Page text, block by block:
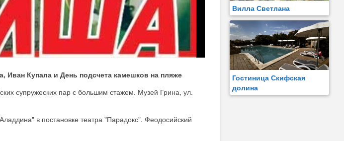
Иван Купала и День подсчета камешков на пляже
супружеских пар с большим стажем. Музей Грина, ул.
в постановке театра "Парадокс". Феодосийский
Вилла Светлана
Гостиница Скифская
долина